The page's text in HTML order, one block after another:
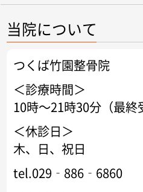
当院について
つくば竹園整骨院
＜診療時間＞
10時～21時30分（最終
＜休診日＞
木、日、祝日
tel.029‐886‐6860